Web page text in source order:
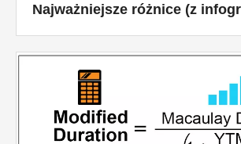
Najważniejsze różnice (z